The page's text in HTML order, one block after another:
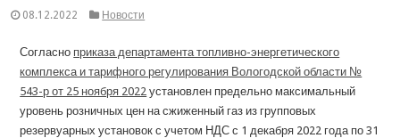
08.12.2022 Новости
Согласно приказа департамента топливно-энергетического
комплекса и тарифного регулирования Вологодской области №
543-р от 25 ноября 2022 установлен предельно максимальный
уровень розничных цен на сжиженный газ из групповых
резервуарных установок с учетом НДС с 1 декабря 2022 года по 31